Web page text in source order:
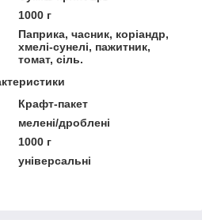
1000 г
Паприка, часник, коріандр,
хмелі-сунелі, пажитник,
томат, сіль.
Крафт-пакет
мелені/дроблені
1000 г
універсальні